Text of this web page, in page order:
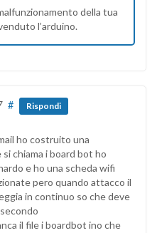
della tua
l’arduino.
# Rispondi
ho costruito una
chiama i board bot ho
e ho una scheda wifi
pero quando attacco il
in continuo so che deve
il file i boardbot ino che